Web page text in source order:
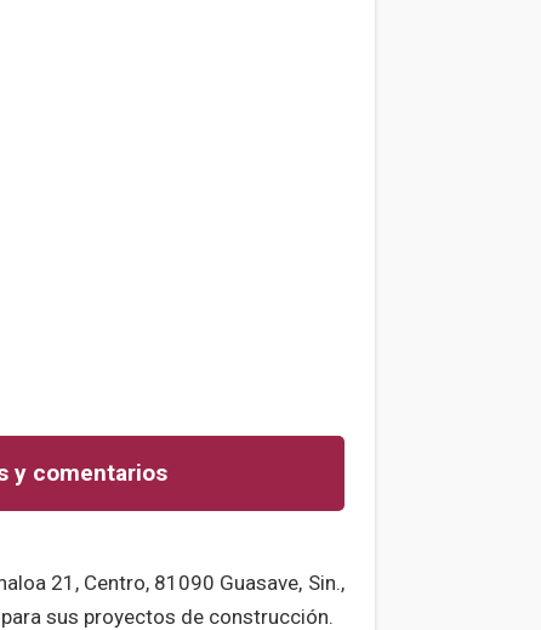
y comentarios
21, Centro, 81090 Guasave, Sin.,
sus proyectos de construcción.